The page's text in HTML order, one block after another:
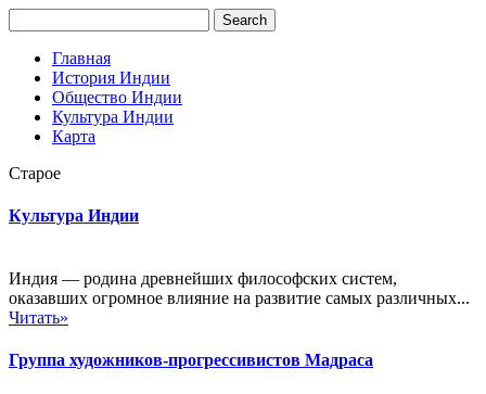
Главная
История Индии
Общество Индии
Культура Индии
Карта
Старое
Культура Индии
Индия — родина древнейших философских систем,
оказавших огромное влияние на развитие самых различных...
Читать»
Группа художников-прогрессивистов Мадраса